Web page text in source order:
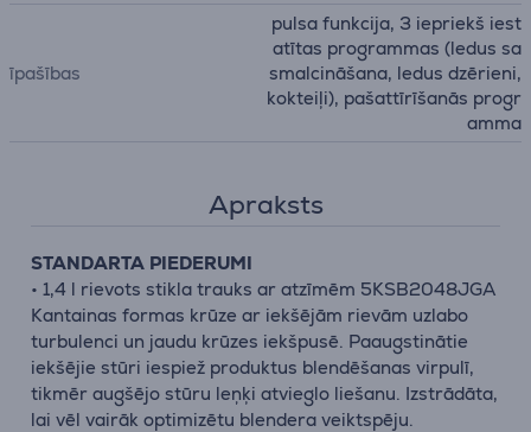
īpašības
pulsa funkcija, 3 iepriekš iest
atītas programmas (ledus sa
smalcināšana, ledus dzērieni,
kokteiļi), pašattīrīšanās progr
amma
Apraksts
STANDARTA PIEDERUMI
• 1,4 l rievots stikla trauks ar atzīmēm 5KSB2048JGA
Kantainas formas krūze ar iekšējām rievām uzlabo
turbulenci un jaudu krūzes iekšpusē. Paaugstinātie
iekšējie stūri iespiež produktus blendēšanas virpulī,
tikmēr augšējo stūru leņķi atvieglo liešanu. Izstrādāta,
lai vēl vairāk optimizētu blendera veiktspēju.